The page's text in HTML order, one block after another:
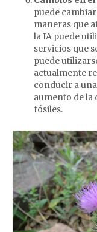
puede
maneras que
la IA puede
servicios que
puede
actualmente
conducir a
aumento de la
fósiles.